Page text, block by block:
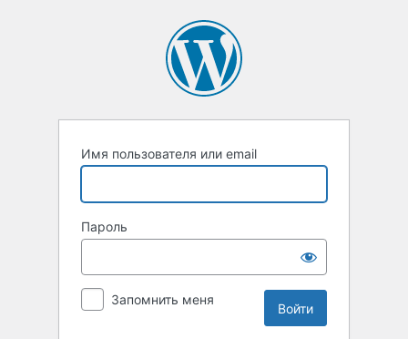
Имя пользователя или email
Пароль
Запомнить меня